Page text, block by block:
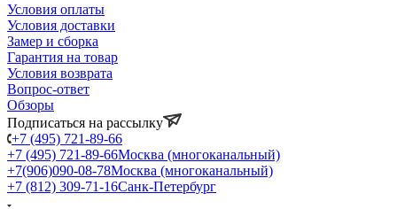
Условия оплаты
Условия доставки
Замер и сборка
Гарантия на товар
Условия возврата
Вопрос-ответ
Обзоры
Подписаться на рассылку
+7 (495) 721-89-66
+7 (495) 721-89-66Москва (многоканальный)
+7(906)090-08-78Москва (многоканальный)
+7 (812) 309-71-16Санк-Петербург